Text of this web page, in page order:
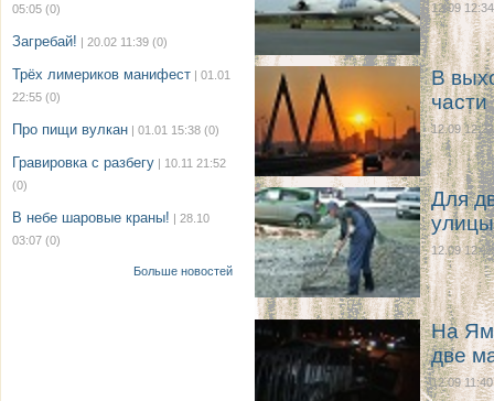
05:05 (0)
Загребай! | 20.02 11:39 (0)
Трёх лимериков манифест | 01.01
22:55 (0)
Про пищи вулкан | 01.01 15:38 (0)
Гравировка с разбегу | 10.11 21:52
(0)
В небе шаровые краны! | 28.10
03:07 (0)
Больше новостей
12.09 12:34
В
12.09 12:23
Для
12.09 12:12
На
две
12.09 11:40